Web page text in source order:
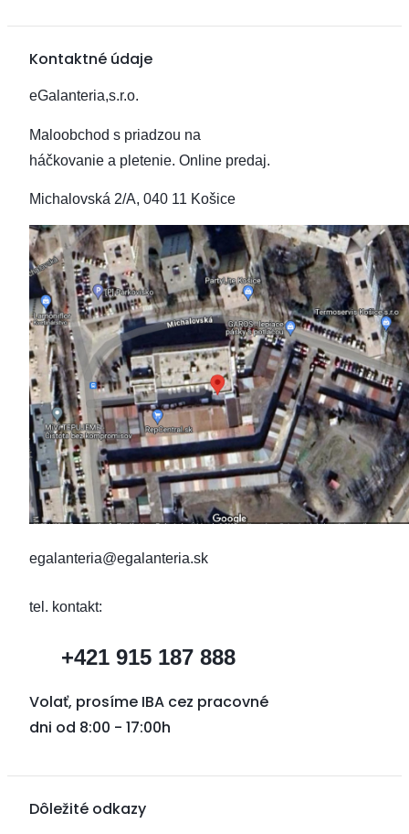
Kontaktné údaje
eGalanteria,s.r.o.
Maloobchod s priadzou na
háčkovanie a pletenie. Online predaj.
Michalovská 2/A, 040 11 Košice
egalanteria@egalanteria.sk
tel. kontakt:
+421 915 187 888
Volať, prosíme IBA cez pracovné
dni od 8:00 - 17:00h
Dôležité odkazy